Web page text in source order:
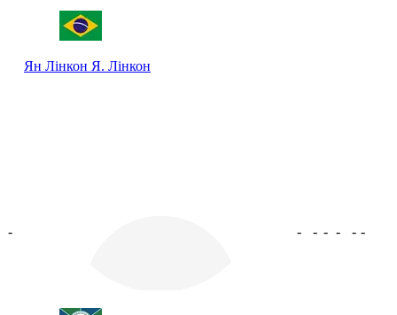
Ян Лінкон Я. Лінкон
- - - - - - -